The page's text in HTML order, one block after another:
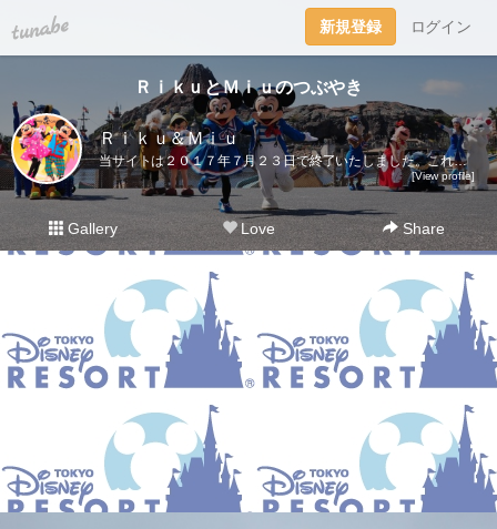
tuna.be 新規登録 ログイン
ＲｉｋｕとＭｉｕのつぶやき
Ｒｉｋｕ＆Ｍｉｕ
当サイトは２０１７年７月２３日で終了いたしました。これまでご愛読いただき、ありがとうございました。ディズニー大好き夫婦のＲｉｋｕ＆Ｍｉｕです。日々の他愛も無いことを呟きます。＜管理人＞Ｒｉｋｕ（夫）→妻の影響でディズニー好きになったにわかファンＭｉｕ（妻）→子供の頃から根っからのディズニー好きＤｉｓｎｅｙ Ｄｒｅａｍｓhttp://waltdisneymagic.blog135.fc2.com/２０１２年３月までＲｉｋｕ＆Ｍｉｕが運営していたディズニーブログです。
[View profile]
Gallery Love Share